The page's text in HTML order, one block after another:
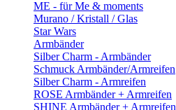
ME - für Me & moments
Murano / Kristall / Glas
Star Wars
Armbänder
Silber Charm - Armbänder
Schmuck Armbänder/Armreifen
Silber Charm - Armreifen
ROSE Armbänder + Armreifen
SHINE Armbänder + Armreifen